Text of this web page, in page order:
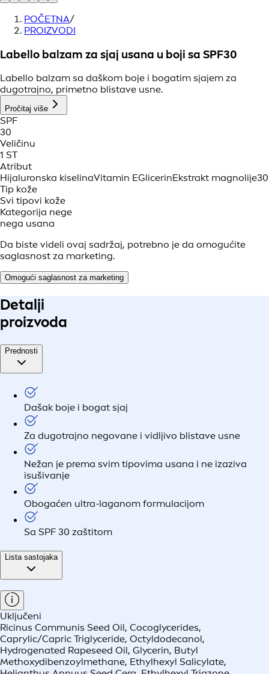
POČETNA/
PROIZVODI
Labello balzam za sjaj usana u boji sa SPF30
Labello balzam sa daškom boje i bogatim sjajem za
dugotrajno, primetno blistave usne.
Pročitaj više
SPF
30
Veličinu
1 ST
Atribut
Hijaluronska kiselinaVitamin EGlicerinEkstrakt magnolije30
Tip kože
Svi tipovi kože
Kategorija nege
nega usana
Da biste videli ovaj sadržaj, potrebno je da omogućite
saglasnost za marketing.
Omogući saglasnost za marketing
Detalji
proizvoda
Prednosti
Dašak boje i bogat sjaj
Za dugotrajno negovane i vidljivo blistave usne
Nežan je prema svim tipovima usana i ne izaziva
isušivanje
Obogaćen ultra-laganom formulacijom
Sa SPF 30 zaštitom
Lista sastojaka
Uključeni
Ricinus Communis Seed Oil, Cocoglycerides,
Caprylic/Capric Triglyceride, Octyldodecanol,
Hydrogenated Rapeseed Oil, Glycerin, Butyl
Methoxydibenzoylmethane, Ethylhexyl Salicylate,